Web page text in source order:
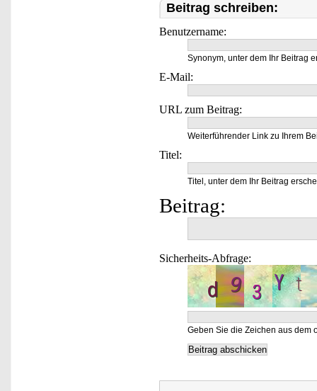
Beitrag schreiben:
Benutzername:
Synonym, unter dem Ihr Beitrag
E-Mail:
URL zum Beitrag:
Weiterführender Link zu Ihrem
Titel:
Titel, unter dem Ihr Beitrag
Beitrag:
Sicherheits-Abfrage:
Geben Sie die Zeichen aus dem